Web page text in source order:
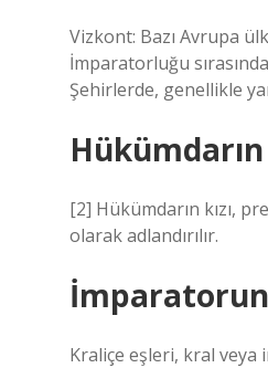
Vizkont: Bazı Avrupa
İmparatorluğu
Şehirlerde, genellikle
[2] Hükümdarın kızı,
olarak adlandırılır.
Kraliçe eşleri, kral